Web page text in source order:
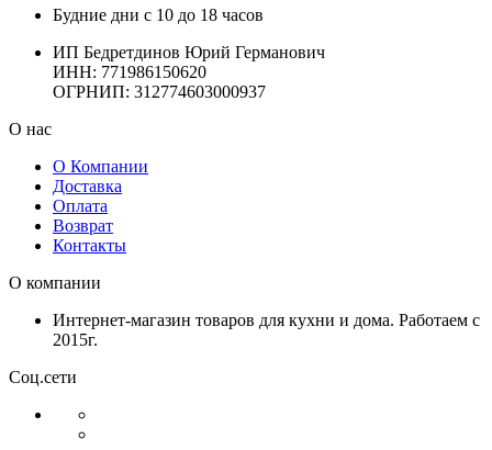
Будние дни с 10 до 18 часов
ИП Бедретдинов Юрий Германович
ИНН: 771986150620
ОГРНИП: 312774603000937
О нас
О Компании
Доставка
Оплата
Возврат
Контакты
О компании
Интернет-магазин товаров для кухни и дома. Работаем с
2015г.
Соц.сети